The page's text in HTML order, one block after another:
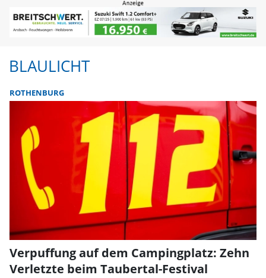
BLAULICHT
ROTHENBURG
Verpuffung auf dem Campingplatz: Zehn
Verletzte beim Taubertal-Festival